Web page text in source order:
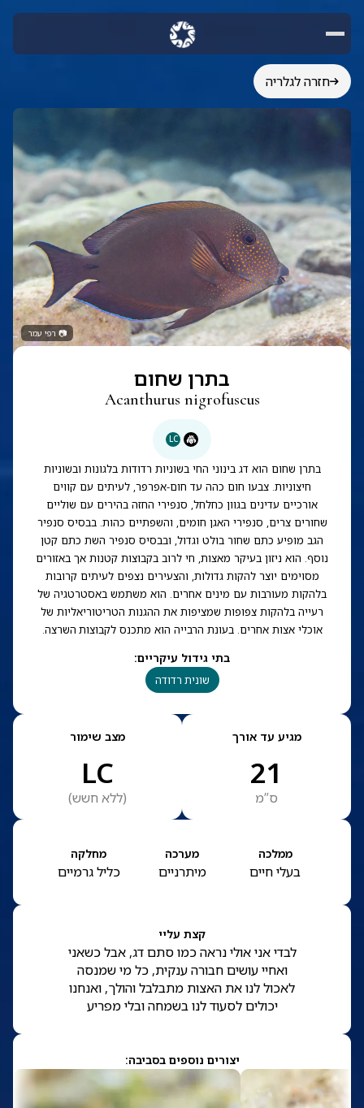
חזרה לגלריה
📷 רפי עמר
בתרן שחום
Acanthurus nigrofuscus
LC
בתרן שחום הוא דג בינוני החי בשוניות רדודות בלגונות ובשוניות
חיצוניות. צבעו חום כהה עד חום-אפרפר, לעיתים עם קווים
אורכיים עדינים בגוון כחלחל, סנפירי החזה בהירים עם שוליים
שחורים צרים, סנפירי האגן חומים, והשפתיים כהות. בבסיס סנפיר
הגב מופיע כתם שחור בולט וגדול, ובבסיס סנפיר השת כתם קטן
נוסף. הוא ניזון בעיקר מאצות, חי לרוב בקבוצות קטנות אך באזורים
מסוימים יוצר להקות גדולות, והצעירים נצפים לעיתים קרובות
בלהקות מעורבות עם מינים אחרים. הוא משתמש באסטרטגיה של
רעייה בלהקות צפופות שמציפות את ההגנות הטריטוריאליות של
אוכלי אצות אחרים. בעונת הרבייה הוא מתכנס לקבוצות השרצה.
בתי גידול עיקריים:
שונית רדודה
מגיע עד אורך
21
ס”מ
מצב שימור
LC
(ללא חשש)
ממלכה
בעלי חיים
מערכה
מיתרניים
מחלקה
כליל גרמיים
קצת עליי
לבדי אני אולי נראה כמו סתם דג, אבל כשאני
ואחיי עושים חבורה ענקית, כל מי שמנסה
לאכול לנו את האצות מתבלבל והולך, ואנחנו
יכולים לסעוד לנו בשמחה ובלי מפריע
יצורים נוספים בסביבה: